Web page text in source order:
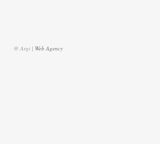
@ Argi | Web Agency